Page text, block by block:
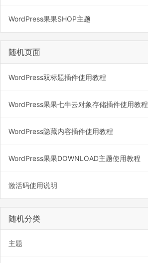
WordPress果果SHOP主题
随机页面
WordPress双标题插件使用教程
WordPress果果七牛云对象存储插件使用教程
WordPress隐藏内容插件使用教程
WordPress果果DOWNLOAD主题使用教程
激活码使用说明
随机分类
主题